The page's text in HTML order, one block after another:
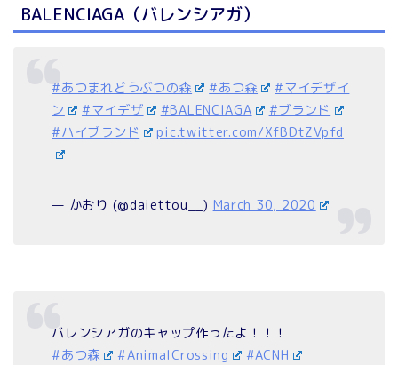
BALENCIAGA（バレンシアガ）
#あつまれどうぶつの森 #あつ森
#マイデザイ
ン
#マイデザ #BALENCIAGA
#ブランド
#ハイブランド
pic.twitter.com/XfBDtZVpfd
— かおり (@daiettou__) March 30, 2020
バレンシアガのキャップ作ったよ！！！
#あつ森
#AnimalCrossing
#ACNH